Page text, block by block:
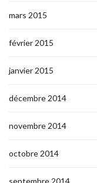
mars 2015
février 2015
janvier 2015
décembre 2014
novembre 2014
octobre 2014
septembre 2014